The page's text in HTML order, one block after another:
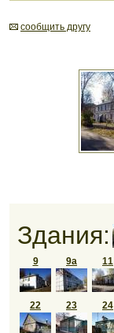
cообщить другу
Здания:
9 9а 11
22 23 24